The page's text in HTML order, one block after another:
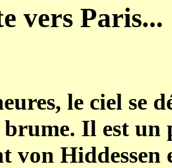
vers Paris...
le ciel se
Il est un
von Hiddessen